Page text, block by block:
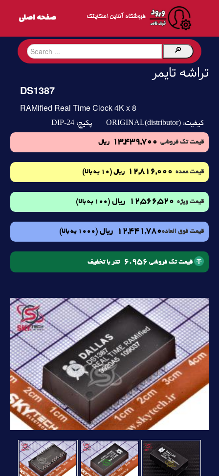
فروشگاه آنلاین اسکایتک
تراشه تایمر
DS1387
RAMified Real Time Clock 4K x 8
کیفیت: ORIGINAL(distributor) پکیج: DIP-24
قیمت تک فروشی 13,439,700 ریال
قیمت عمده 12,816,000 ریال (10 به بالا)
قیمت ویژه 12,566,520 ریال (100 به بالا)
قیمت فوق العاده12,441,780 ریال (1000 به بالا)
قیمت تک فروشی 6.956 تتر با تخفیف